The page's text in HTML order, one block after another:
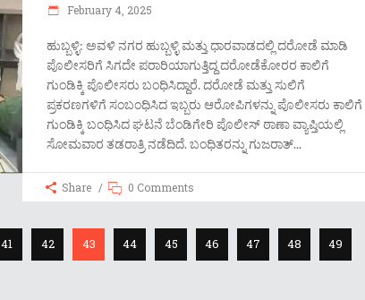
February 4, 2025
ಹುಬ್ಬಳ್ಳಿ: ಅವಳಿ ನಗರ ಹುಬ್ಬಳ್ಳಿ ಮತ್ತು ಧಾರವಾಡದಲ್ಲಿ ದರೋಡೆ ಮಾಡಿ
ಪೊಲೀಸರಿಗೆ ಸಿಗದೇ ಪರಾರಿಯಾಗುತ್ತಿದ್ದ ದರೋಡೆಕೋರರ ಕಾಲಿಗೆ
ಗುಂಡಿಕ್ಕಿ ಪೊಲೀಸರು ಬಂಧಿಸಿದ್ದಾರೆ. ದರೋಡೆ ಮತ್ತು ಸುಲಿಗೆ
ಪ್ರಕರಣಗಳಿಗೆ ಸಂಬಂಧಿಸಿದ ಇಬ್ಬರು ಆರೋಪಿಗಳನ್ನು ಪೊಲೀಸರು ಕಾಲಿಗೆ
ಗುಂಡಿಕ್ಕಿ ಬಂಧಿಸಿದ ಘಟನೆ ಬೆಂಡಿಗೇರಿ ಪೊಲೀಸ್ ಠಾಣಾ ವ್ಯಾಪ್ತಿಯಲ್ಲಿ
ಸೋಮವಾರ ತಡರಾತ್ರಿ ನಡೆದಿದೆ. ಬಂಧಿತರನ್ನು ಗುಜರಾತ್
Share 0 Comments
41 42 43 44 45 46 47 48 49